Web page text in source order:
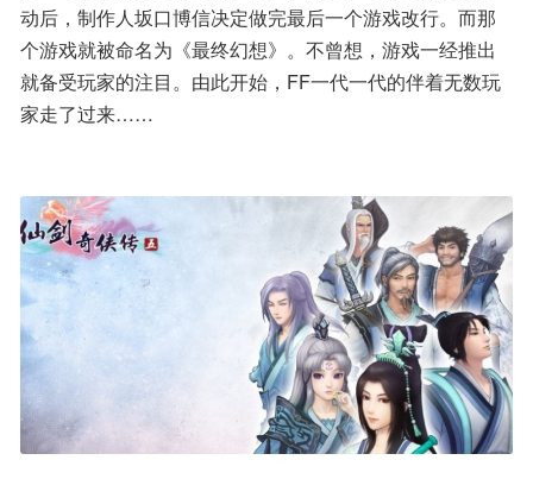
动后，制作人坂口博信决定做完最后一个游戏改行。而那
个游戏就被命名为《最终幻想》。不曾想，游戏一经推出
就备受玩家的注目。由此开始，FF一代一代的伴着无数玩
家走了过来……